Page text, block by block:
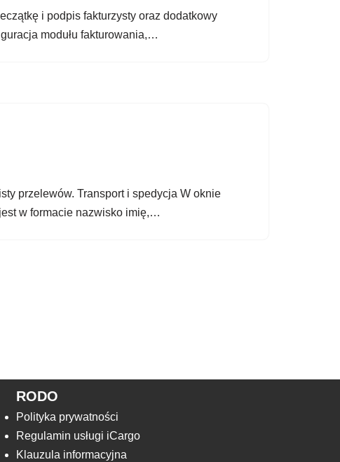
i podpis fakturzysty oraz dodatkowy
modułu fakturowania,…
przelewów. Transport i spedycja W oknie
w formacie nazwisko imię,…
RODO
Polityka prywatności
Regulamin usługi iCargo
Klauzula informacyjna